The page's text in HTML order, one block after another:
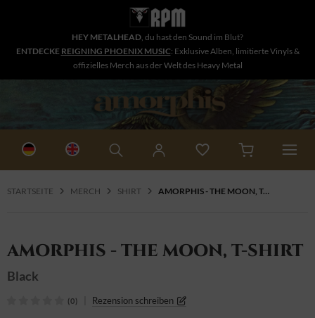
HEY METALHEAD, du hast den Sound im Blut?
ENTDECKE REIGNING PHOENIX MUSIC: Exklusive Alben, limitierte Vinyls &
offizielles Merch aus der Welt des Heavy Metal
STARTSEITE MERCH SHIRT AMORPHIS - THE MOON, T-SHIRT
AMORPHIS - THE MOON, T-SHIRT
Black
(0) Rezension schreiben